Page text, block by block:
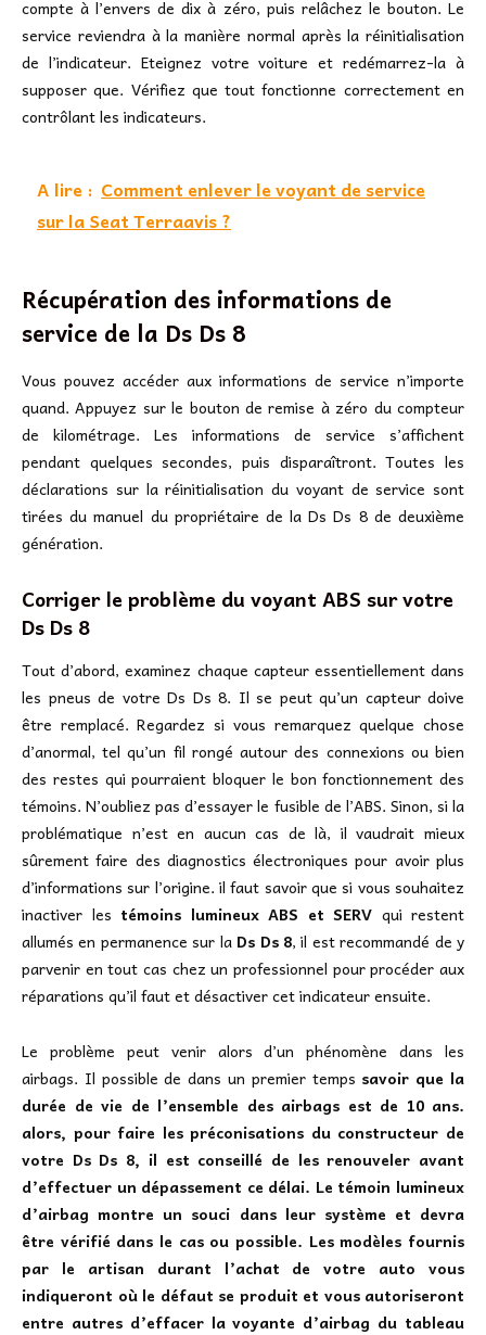
compte à l’envers de dix à zéro, puis relâchez le bouton. Le
service reviendra à la manière normal après la réinitialisation
de l’indicateur. Eteignez votre voiture et redémarrez-la à
supposer que. Vérifiez que tout fonctionne correctement en
contrôlant les indicateurs.
A lire : Comment enlever le voyant de service
sur la Seat Terraavis ?
Récupération des informations de
service de la Ds Ds 8
Vous pouvez accéder aux informations de service n’importe
quand. Appuyez sur le bouton de remise à zéro du compteur
de kilométrage. Les informations de service s’affichent
pendant quelques secondes, puis disparaîtront. Toutes les
déclarations sur la réinitialisation du voyant de service sont
tirées du manuel du propriétaire de la Ds Ds 8 de deuxième
génération.
Corriger le problème du voyant ABS sur votre
Ds Ds 8
Tout d’abord, examinez chaque capteur essentiellement dans
les pneus de votre Ds Ds 8. Il se peut qu’un capteur doive
être remplacé. Regardez si vous remarquez quelque chose
d’anormal, tel qu’un fil rongé autour des connexions ou bien
des restes qui pourraient bloquer le bon fonctionnement des
témoins. N’oubliez pas d’essayer le fusible de l’ABS. Sinon, si la
problématique n’est en aucun cas de là, il vaudrait mieux
sûrement faire des diagnostics électroniques pour avoir plus
d’informations sur l’origine. il faut savoir que si vous souhaitez
inactiver les témoins lumineux ABS et SERV qui restent
allumés en permanence sur la Ds Ds 8, il est recommandé de y
parvenir en tout cas chez un professionnel pour procéder aux
réparations qu’il faut et désactiver cet indicateur ensuite.
Le problème peut venir alors d’un phénomène dans les
airbags. Il possible de dans un premier temps savoir que la
durée de vie de l’ensemble des airbags est de 10 ans.
alors, pour faire les préconisations du constructeur de
votre Ds Ds 8, il est conseillé de les renouveler avant
d’effectuer un dépassement ce délai. Le témoin lumineux
d’airbag montre un souci dans leur système et devra
être vérifié dans le cas ou possible. Les modèles fournis
par le artisan durant l’achat de votre auto vous
indiqueront où le défaut se produit et vous autoriseront
entre autres d’effacer la voyante d’airbag du tableau